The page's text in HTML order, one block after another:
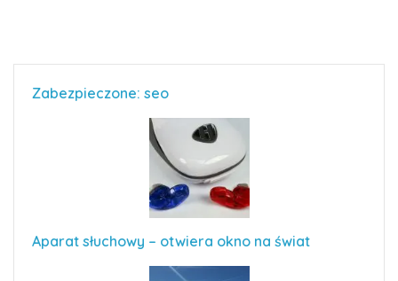
Zabezpieczone: seo
Aparat słuchowy – otwiera okno na świat